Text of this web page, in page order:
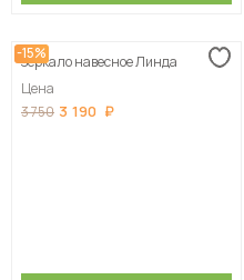
-15%
Зеркало навесное Линда
Цена
3 750 3 190